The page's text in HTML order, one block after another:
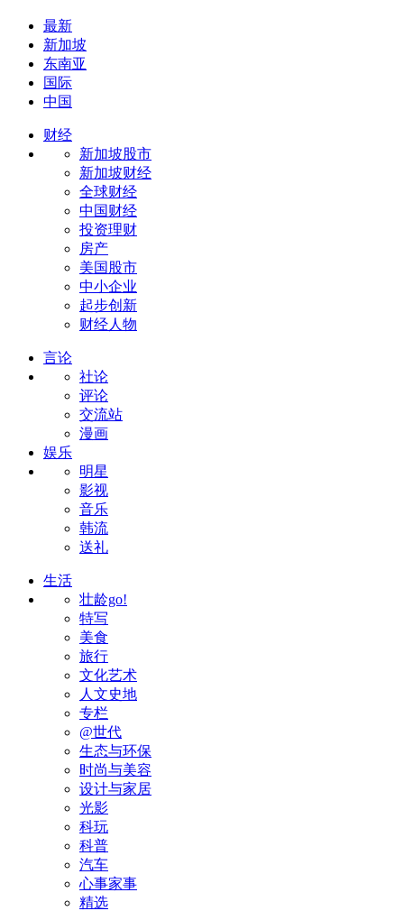
最新
新加坡
东南亚
国际
中国
财经
新加坡股市
新加坡财经
全球财经
中国财经
投资理财
房产
美国股市
中小企业
起步创新
财经人物
言论
社论
评论
交流站
漫画
娱乐
明星
影视
音乐
韩流
送礼
生活
壮龄go!
特写
美食
旅行
文化艺术
人文史地
专栏
@世代
生态与环保
时尚与美容
设计与家居
光影
科玩
科普
汽车
心事家事
精选